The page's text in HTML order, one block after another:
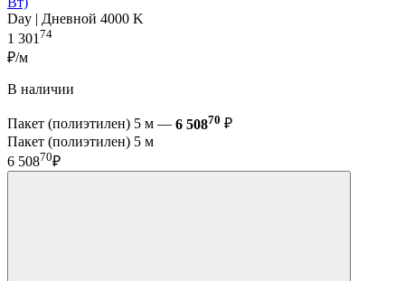
Day | Дневной 4000 K
1 30174
₽/м
В наличии
Пакет (полиэтилен) 5 м — 6 50870 ₽
Пакет (полиэтилен) 5 м
6 50870₽